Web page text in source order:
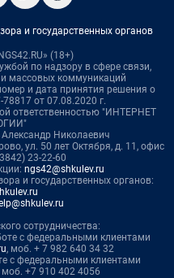
и государственных органов
(18+)
по надзору в сфере связи,
массовых коммуникаций
и дата принятия решения о
от 07.08.2020 г.
ответственностью "ИНТЕРНЕТ
Николаевич
ул. 50 лет Октября, д. 11, офис
23-22-60
ngs42@shkulev.ru
и государственных органов:
сотрудничества:
с федеральными клиентами
, моб. + 7 982 640 34 32
с федеральными клиентами
моб. +7 910 402 4056